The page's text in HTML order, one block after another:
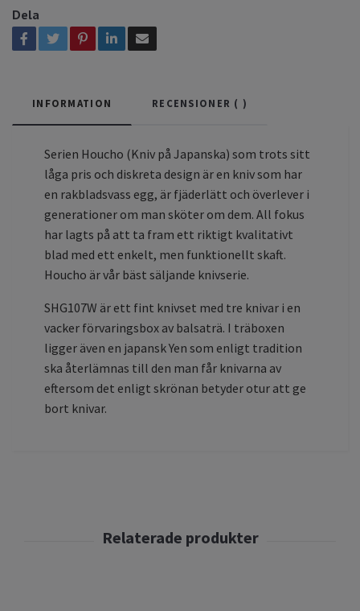
Dela
INFORMATION RECENSIONER ( )
Serien Houcho (Kniv på Japanska) som trots sitt
låga pris och diskreta design är en kniv som har
en rakbladsvass egg, är fjäderlätt och överlever i
generationer om man sköter om dem. All fokus
har lagts på att ta fram ett riktigt kvalitativt
blad med ett enkelt, men funktionellt skaft.
Houcho är vår bäst säljande knivserie.
SHG107W är ett fint knivset med tre knivar i en
vacker förvaringsbox av balsaträ. I träboxen
ligger även en japansk Yen som enligt tradition
ska återlämnas till den man får knivarna av
eftersom det enligt skrönan betyder otur att ge
bort knivar.